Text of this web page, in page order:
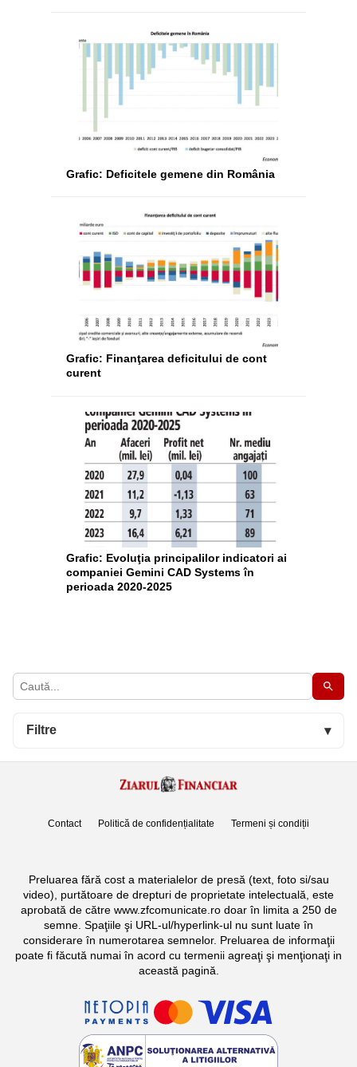
Filtre ▾
Grafic: Deficitele gemene din România
Grafic: Finanţarea deficitului de cont
curent
Grafic: Evoluţia principalilor indicatori ai
companiei Gemini CAD Systems în
perioada 2020-2025
Contact Politică de confidențialitate Termeni și condiții
Preluarea fără cost a materialelor de presă (text, foto si/sau
video), purtătoare de drepturi de proprietate intelectuală, este
aprobată de către www.zfcomunicate.ro doar în limita a 250 de
semne. Spaţiile şi URL-ul/hyperlink-ul nu sunt luate în
considerare în numerotarea semnelor. Preluarea de informaţii
poate fi făcută numai în acord cu termenii agreaţi şi menţionaţi in
această pagină.